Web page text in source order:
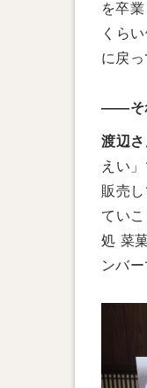
を卒
くら
に戻
——そ
渡辺
えい
販売
てい
処 菜
ンバ